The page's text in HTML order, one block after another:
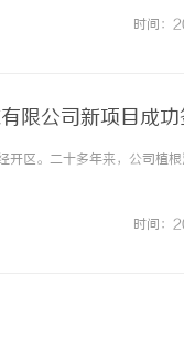
时间：
限公司新项目成功
区。二十多年来，公司植
时间：